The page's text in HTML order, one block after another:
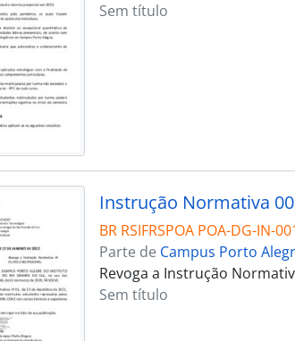
Sem título
Instrução Normativa
BR RSIFRSPOA POA-DG-IN-
Parte de Campus Porto
Revoga a Instrução
Sem título